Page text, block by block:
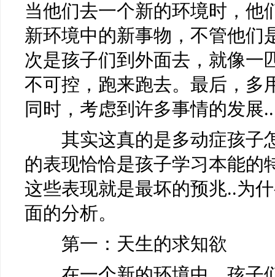
当他们去一个新的环境时，他
新环境中的新事物，不管他们
次是孩子们到外面去，就像一
不可控，跑来跑去。最后，多
同时，考虑到许多事情的发展..
其实这真的是多动症孩子
的表现恰恰是孩子学习本能的
这些表现就是最坏的预兆..为
面的分析。
第一：天生的求知欲